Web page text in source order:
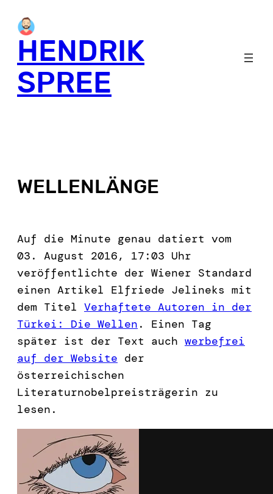
HENDRIK
SPREE
WELLENLÄNGE
Auf die Minute genau datiert vom
03. August 2016, 17:03 Uhr
veröffentlichte der Wiener Standard
einen Artikel Elfriede Jelineks mit
dem Titel Verhaftete Autoren in der
Türkei: Die Wellen . Einen Tag
später ist der Text auch werbefrei
auf der Website der
österreichischen
Literaturnobelpreisträgerin zu
lesen.